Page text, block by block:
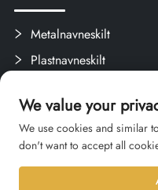
Metalnavneskilt
Plastnavneskilt
Brugerdefinerede
We value your
We use cookies and similar
don't want to accept all